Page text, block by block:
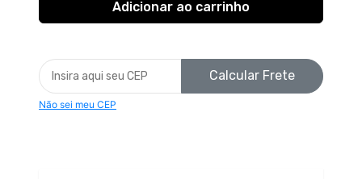
Calcular Frete
Não sei meu CEP